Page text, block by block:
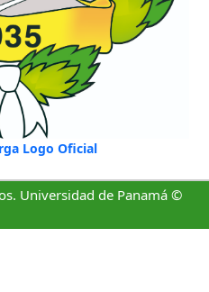
Logo Oficial
Universidad de Panamá ©